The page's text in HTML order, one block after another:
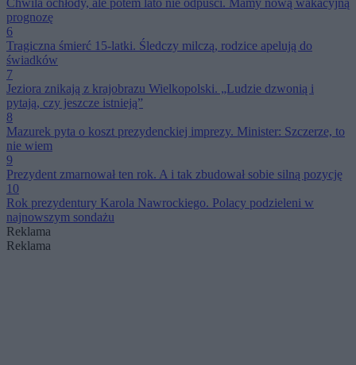
prognozę
6
Tragiczna śmierć 15-latki. Śledczy milczą, rodzice apelują do
świadków
7
Jeziora znikają z krajobrazu Wielkopolski. „Ludzie dzwonią i
pytają, czy jeszcze istnieją”
8
Mazurek pyta o koszt prezydenckiej imprezy. Minister: Szczerze, to
nie wiem
9
Prezydent zmarnował ten rok. A i tak zbudował sobie silną pozycję
10
Rok prezydentury Karola Nawrockiego. Polacy podzieleni w
najnowszym sondażu
Reklama
Reklama